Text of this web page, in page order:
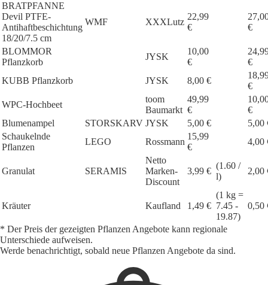
BRATPFANNE
Devil PTFE-
Antihaftbeschichtung
18/20/7.5 cm
WMF XXXLutz
22,99
€
€
BLOMMOR
Pflanzkorb
JYSK
10,00
€
€
KUBB Pflanzkorb
JYSK 8,00 €
€
WPC-Hochbeet
toom
Baumarkt
49,99
€
€
Blumenampel
STORSKARV JYSK 5,00 €
5,00
Schaukelnde
Pflanzen
LEGO Rossmann
15,99
€
4,00
Granulat SERAMIS
Netto
Marken-
Discount
3,99 €
(1.60 /
l)
2,00
Kräuter Kaufland 1,49 €
(1 kg =
7.45 -
19.87)
0,50
* Der Preis der gezeigten Pflanzen Angebote kann regionale
Unterschiede aufweisen.
Werde benachrichtigt, sobald neue Pflanzen Angebote da sind.